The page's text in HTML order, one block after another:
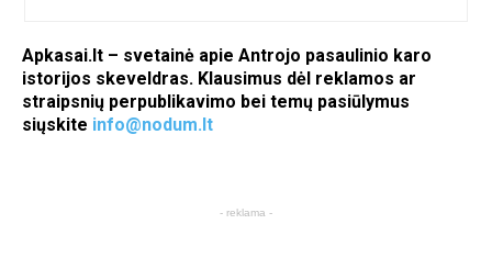
Apkasai.lt – svetainė apie Antrojo pasaulinio karo
istorijos skeveldras. Klausimus dėl reklamos ar
straipsnių perpublikavimo bei temų pasiūlymus
siųskite info@nodum.lt
- reklama -